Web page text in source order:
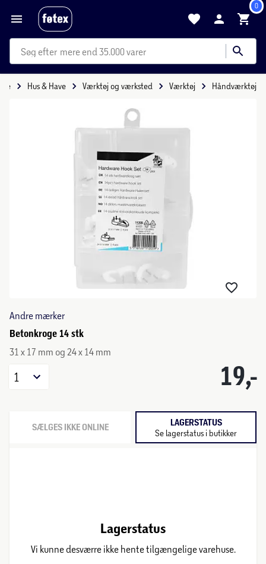
0
mere end 35.000 varer
Hus & Have Værktøj og værksted Værktøj Håndværktøj
Andre mærker
Betonkroge 14 stk
31 x 17 mm og 24 x 14 mm
19,-
1
SÆLGES IKKE ONLINE LAGERSTATUS
Se lagerstatus i butikker
Lagerstatus
Vi kunne desværre ikke hente tilgængelige varehuse.